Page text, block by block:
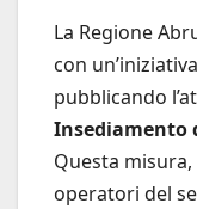
La Regione
con
pubblicando
Insediamento
Questa
operatori del